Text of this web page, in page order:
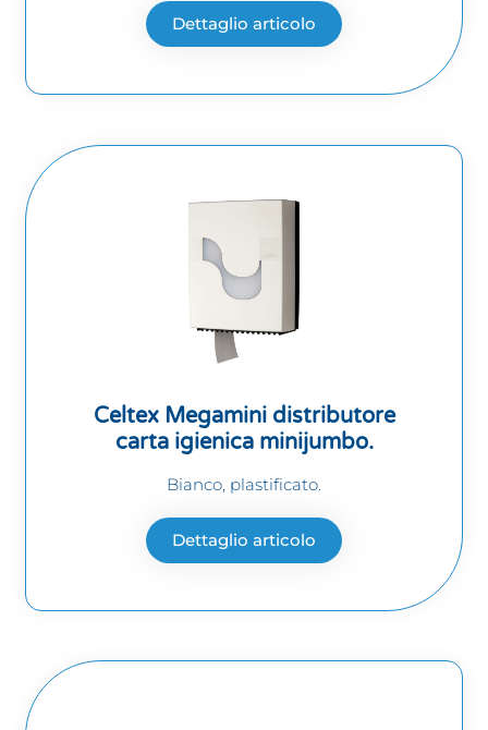
Dettaglio articolo
Celtex Megamini distributore
carta igienica minijumbo.
Bianco, plastificato.
Dettaglio articolo